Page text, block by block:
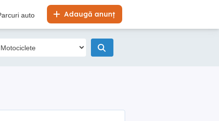
Adaugă anunț
auto